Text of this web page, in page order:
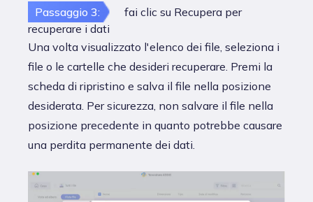
Passaggio 3:
fai clic su Recupera per
recuperare i dati
Una volta visualizzato l'elenco dei file, seleziona i
file o le cartelle che desideri recuperare. Premi la
scheda di ripristino e salva il file nella posizione
desiderata. Per sicurezza, non salvare il file nella
posizione precedente in quanto potrebbe causare
una perdita permanente dei dati.